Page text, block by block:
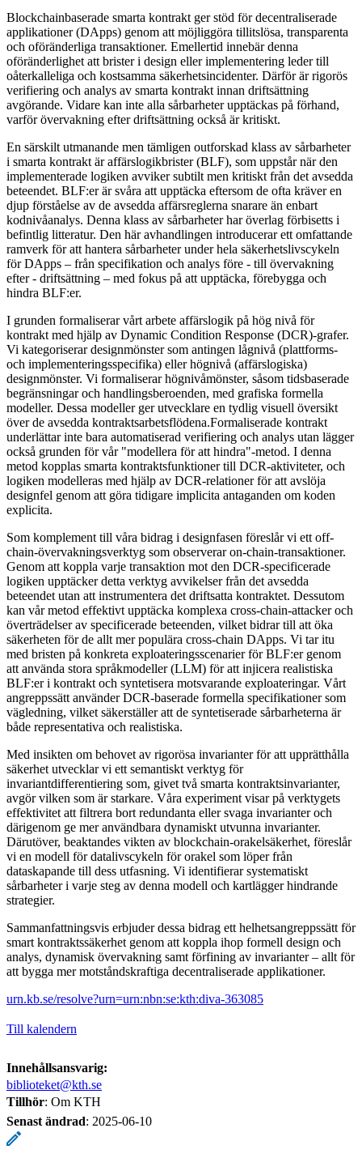
Blockchainbaserade smarta kontrakt ger stöd för decentraliserade
applikationer (DApps) genom att möjliggöra tillitslösa, transparenta
och oföränderliga transaktioner. Emellertid innebär denna
oföränderlighet att brister i design eller implementering leder till
oåterkalleliga och kostsamma säkerhetsincidenter. Därför är rigorös
verifiering och analys av smarta kontrakt innan driftsättning
avgörande. Vidare kan inte alla sårbarheter upptäckas på förhand,
varför övervakning efter driftsättning också är kritiskt.
En särskilt utmanande men tämligen outforskad klass av sårbarheter
i smarta kontrakt är affärslogikbrister (BLF), som uppstår när den
implementerade logiken avviker subtilt men kritiskt från det avsedda
beteendet. BLF:er är svåra att upptäcka eftersom de ofta kräver en
djup förståelse av de avsedda affärsreglerna snarare än enbart
kodnivåanalys. Denna klass av sårbarheter har överlag förbisetts i
befintlig litteratur. Den här avhandlingen introducerar ett omfattande
ramverk för att hantera sårbarheter under hela säkerhetslivscykeln
för DApps – från specifikation och analys före - till övervakning
efter - driftsättning – med fokus på att upptäcka, förebygga och
hindra BLF:er.
I grunden formaliserar vårt arbete affärslogik på hög nivå för
kontrakt med hjälp av Dynamic Condition Response (DCR)-grafer.
Vi kategoriserar designmönster som antingen lågnivå (plattforms-
och implementeringsspecifika) eller högnivå (affärslogiska)
designmönster. Vi formaliserar högnivåmönster, såsom tidsbaserade
begränsningar och handlingsberoenden, med grafiska formella
modeller. Dessa modeller ger utvecklare en tydlig visuell översikt
över de avsedda kontraktsarbetsflödena.Formaliserade kontrakt
underlättar inte bara automatiserad verifiering och analys utan lägger
också grunden för vår "modellera för att hindra"-metod. I denna
metod kopplas smarta kontraktsfunktioner till DCR-aktiviteter, och
logiken modelleras med hjälp av DCR-relationer för att avslöja
designfel genom att göra tidigare implicita antaganden om koden
explicita.
Som komplement till våra bidrag i designfasen föreslår vi ett off-
chain-övervakningsverktyg som observerar on-chain-transaktioner.
Genom att koppla varje transaktion mot den DCR-specificerade
logiken upptäcker detta verktyg avvikelser från det avsedda
beteendet utan att instrumentera det driftsatta kontraktet. Dessutom
kan vår metod effektivt upptäcka komplexa cross-chain-attacker och
överträdelser av specificerade beteenden, vilket bidrar till att öka
säkerheten för de allt mer populära cross-chain DApps. Vi tar itu
med bristen på konkreta exploateringsscenarier för BLF:er genom
att använda stora språkmodeller (LLM) för att injicera realistiska
BLF:er i kontrakt och syntetisera motsvarande exploateringar. Vårt
angreppssätt använder DCR-baserade formella specifikationer som
vägledning, vilket säkerställer att de syntetiserade sårbarheterna är
både representativa och realistiska.
Med insikten om behovet av rigorösa invarianter för att upprätthålla
säkerhet utvecklar vi ett semantiskt verktyg för
invariantdifferentiering som, givet två smarta kontraktsinvarianter,
avgör vilken som är starkare. Våra experiment visar på verktygets
effektivitet att filtrera bort redundanta eller svaga invarianter och
därigenom ge mer användbara dynamiskt utvunna invarianter.
Därutöver, beaktandes vikten av blockchain-orakelsäkerhet, föreslår
vi en modell för datalivscykeln för orakel som löper från
dataskapande till dess utfasning. Vi identifierar systematiskt
sårbarheter i varje steg av denna modell och kartlägger hindrande
strategier.
Sammanfattningsvis erbjuder dessa bidrag ett helhetsangreppssätt för
smart kontraktssäkerhet genom att koppla ihop formell design och
analys, dynamisk övervakning samt förfining av invarianter – allt för
att bygga mer motståndskraftiga decentraliserade applikationer.
urn.kb.se/resolve?urn=urn:nbn:se:kth:diva-363085
Till kalendern
Innehållsansvarig:
biblioteket@kth.se
Tillhör: Om KTH
Senast ändrad: 2025-06-10